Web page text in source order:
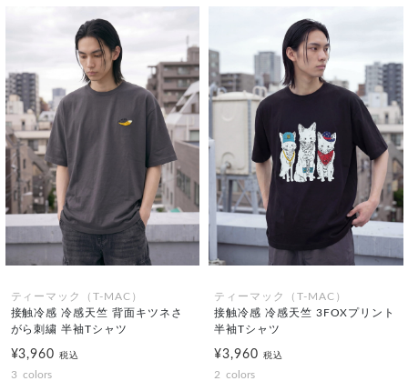
ティーマック（T-MAC）
接触冷感 冷感天竺 背面キツネさ
がら刺繍 半袖Tシャツ
¥3,960税込
3 colors
ティーマック（T-MAC）
接触冷感 冷感天竺 3FOXプリント
半袖Tシャツ
¥3,960 税込
2 colors